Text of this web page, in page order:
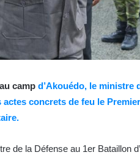
camp d’Akouédo, le ministre
concrets de feu le
de la Défense au 1er Bataillon